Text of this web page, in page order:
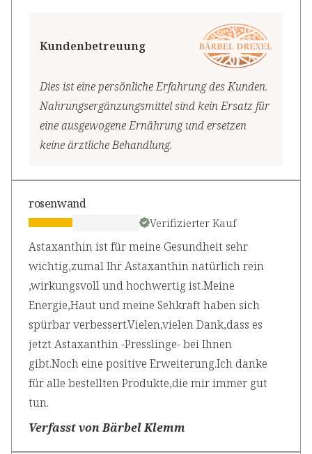
Kundenbetreuung
Dies ist eine persönliche Erfahrung des Kunden.
Nahrungsergänzungsmittel sind kein Ersatz für
eine ausgewogene Ernährung und ersetzen
keine ärztliche Behandlung.
rosenwand
Verifizierter Kauf
Astaxanthin ist für meine Gesundheit sehr
wichtig,zumal Ihr Astaxanthin natürlich rein
,wirkungsvoll und hochwertig ist.Meine
Energie,Haut und meine Sehkraft haben sich
spürbar verbessert.Vielen,vielen Dank,dass es
jetzt Astaxanthin -Presslinge- bei Ihnen
gibt.Noch eine positive Erweiterung.Ich danke
für alle bestellten Produkte,die mir immer gut
tun.
Verfasst von Bärbel Klemm